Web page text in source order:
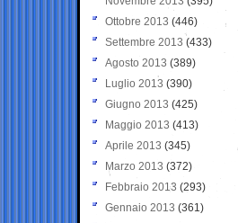
Ottobre 2013 (446)
Settembre 2013 (433)
Agosto 2013 (389)
Luglio 2013 (390)
Giugno 2013 (425)
Maggio 2013 (413)
Aprile 2013 (345)
Marzo 2013 (372)
Febbraio 2013 (293)
Gennaio 2013 (361)